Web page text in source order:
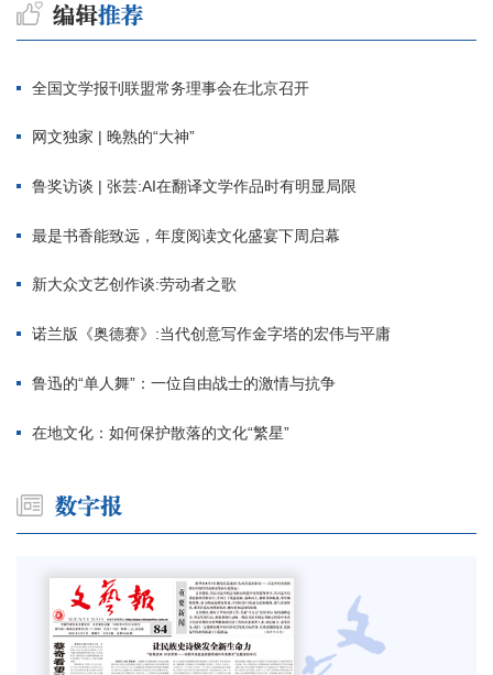
全国文学报刊联盟常务理事会在北京召开
网文独家 | 晚熟的“大神”
鲁奖访谈 | 张芸:AI在翻译文学作品时有明显局限
最是书香能致远，年度阅读文化盛宴下周启幕
新大众文艺创作谈:劳动者之歌
诺兰版《奥德赛》:当代创意写作金字塔的宏伟与平庸
鲁迅的“单人舞”：一位自由战士的激情与抗争
在地文化：如何保护散落的文化“繁星”